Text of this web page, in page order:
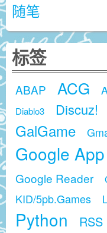
随笔
标签
ABAP ACG
Diablo3 Discuz!
GalGame
Google
Google Reader
KID/5pb.Games
Python RSS